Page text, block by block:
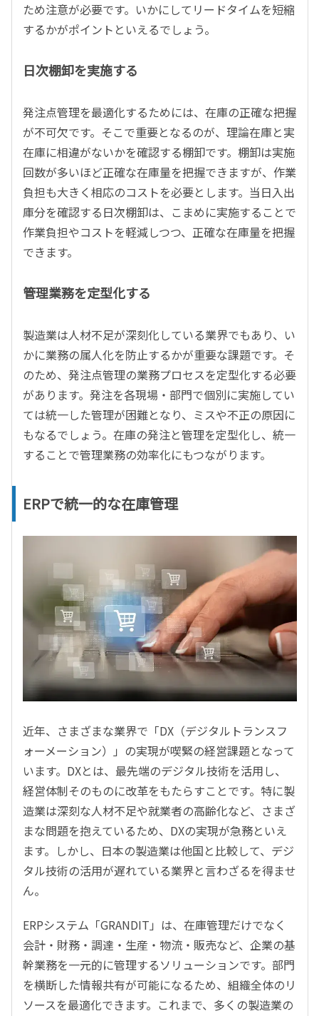
ため注意が必要です。いかにしてリードタイムを短縮
するかがポイントといえるでしょう。
日次棚卸を実施する
発注点管理を最適化するためには、在庫の正確な把握
が不可欠です。そこで重要となるのが、理論在庫と実
在庫に相違がないかを確認する棚卸です。棚卸は実施
回数が多いほど正確な在庫量を把握できますが、作業
負担も大きく相応のコストを必要とします。当日入出
庫分を確認する日次棚卸は、こまめに実施することで
作業負担やコストを軽減しつつ、正確な在庫量を把握
できます。
管理業務を定型化する
製造業は人材不足が深刻化している業界でもあり、い
かに業務の属人化を防止するかが重要な課題です。そ
のため、発注点管理の業務プロセスを定型化する必要
があります。発注を各現場・部門で個別に実施してい
ては統一した管理が困難となり、ミスや不正の原因に
もなるでしょう。在庫の発注と管理を定型化し、統一
することで管理業務の効率化にもつながります。
ERPで統一的な在庫管理
近年、さまざまな業界で「DX（デジタルトランスフ
ォーメーション）」の実現が喫緊の経営課題となって
います。DXとは、最先端のデジタル技術を活用し、
経営体制そのものに改革をもたらすことです。特に製
造業は深刻な人材不足や就業者の高齢化など、さまざ
まな問題を抱えているため、DXの実現が急務といえ
ます。しかし、日本の製造業は他国と比較して、デジ
タル技術の活用が遅れている業界と言わざるを得ませ
ん。
ERPシステム「GRANDIT」は、在庫管理だけでなく
会計・財務・調達・生産・物流・販売など、企業の基
幹業務を一元的に管理するソリューションです。部門
を横断した情報共有が可能になるため、組織全体のリ
ソースを最適化できます。これまで、多くの製造業の